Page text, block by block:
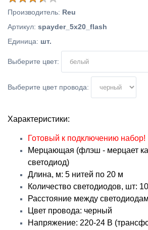
Производитель: Reu
Артикул: spayder_5x20_flash
Единица: шт.
Выберите цвет:
Выберите цвет провода:
Характеристики:
Готовый к подключению набор!
Мерцающая (флэш - мерцает
светодиод)
Длина, м: 5 нитей по 20 м
Количество светодиодов, шт:
Расстояние между
Цвет провода: черный
Напряжение: 220-24 В